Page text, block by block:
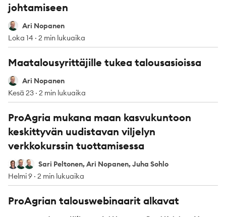
johtamiseen
Ari Nopanen
Ari Nopanen
Loka 14 · 2 min lukuaika
Maatalousyrittäjille tukea talousasioissa
Ari Nopanen
Ari Nopanen
Kesä 23 · 2 min lukuaika
ProAgria mukana maan kasvukuntoon
keskittyvän uudistavan viljelyn
verkkokurssin tuottamisessa
Sari Peltonen
Ari Nopanen
Juha Sohlo
Sari Peltonen, Ari Nopanen, Juha Sohlo
Helmi 9 · 2 min lukuaika
ProAgrian talouswebinaarit alkavat